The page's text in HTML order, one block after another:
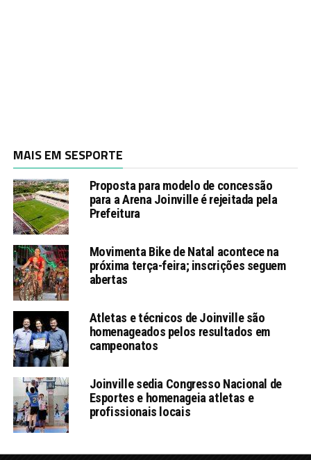
MAIS EM SESPORTE
Proposta para modelo de concessão
para a Arena Joinville é rejeitada pela
Prefeitura
Movimenta Bike de Natal acontece na
próxima terça-feira; inscrições seguem
abertas
Atletas e técnicos de Joinville são
homenageados pelos resultados em
campeonatos
Joinville sedia Congresso Nacional de
Esportes e homenageia atletas e
profissionais locais